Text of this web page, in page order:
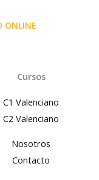
ONLINE
Cursos
C1 Valenciano
C2 Valenciano
Nosotros
Contacto